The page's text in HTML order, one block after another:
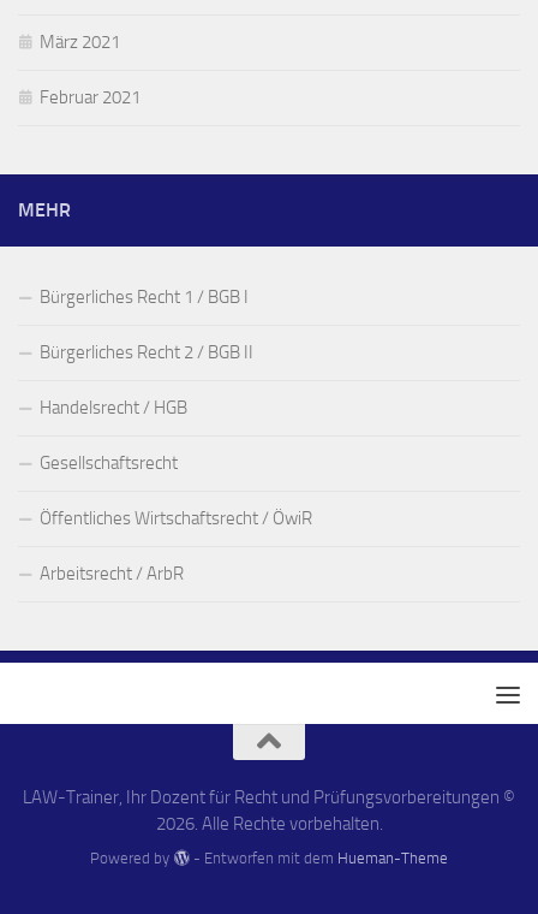
März 2021
Februar 2021
MEHR
Bürgerliches Recht 1 / BGB I
Bürgerliches Recht 2 / BGB II
Handelsrecht / HGB
Gesellschaftsrecht
Öffentliches Wirtschaftsrecht / ÖwiR
Arbeitsrecht / ArbR
LAW-Trainer, Ihr Dozent für Recht und Prüfungsvorbereitungen ©
2026. Alle Rechte vorbehalten.
Powered by - Entworfen mit dem Hueman-Theme